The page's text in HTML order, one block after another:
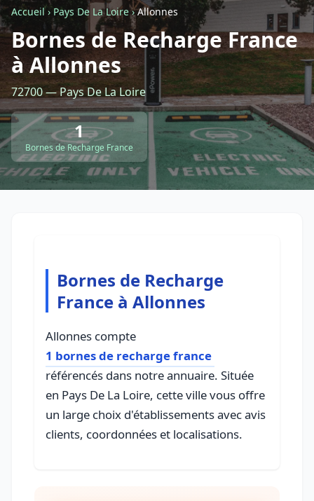
Autre
Retour à la liste des métiers
CGU-Confidentialité- Service proposé parViteUnDevis.com-Vous
Accueil› Pays De La Loire›Allonnes
Bornes de Recharge France
à Allonnes
72700 — Pays De La Loire
1
Bornes de Recharge France
Bornes de Recharge
France à Allonnes
Allonnes compte
1 bornes de recharge france
référencés dans notre annuaire. Située
en Pays De La Loire, cette ville vous offre
un large choix d'établissements avec avis
clients, coordonnées et localisations.